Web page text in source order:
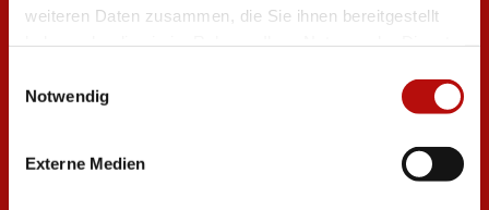
weiteren Daten zusammen, die Sie ihnen bereitgestellt
oder über die „Auswahl erlauben“ den Einsatz von
Cookies zu Präferenzen und/oder Statistiken und/oder
Marketing klicken, willigen Sie zugleich gem. Art. 49.
Abs. 1 S. 1 lit a DS-GVO ein, dass ihre Daten in den USA
Notwendig
Externe Medien